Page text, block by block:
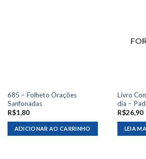
685 – Folheto Orações
Sanfonadas
R$1,80
ADICIONAR AO CARRINHO
Livro
dia –
R$26,90
LEIA